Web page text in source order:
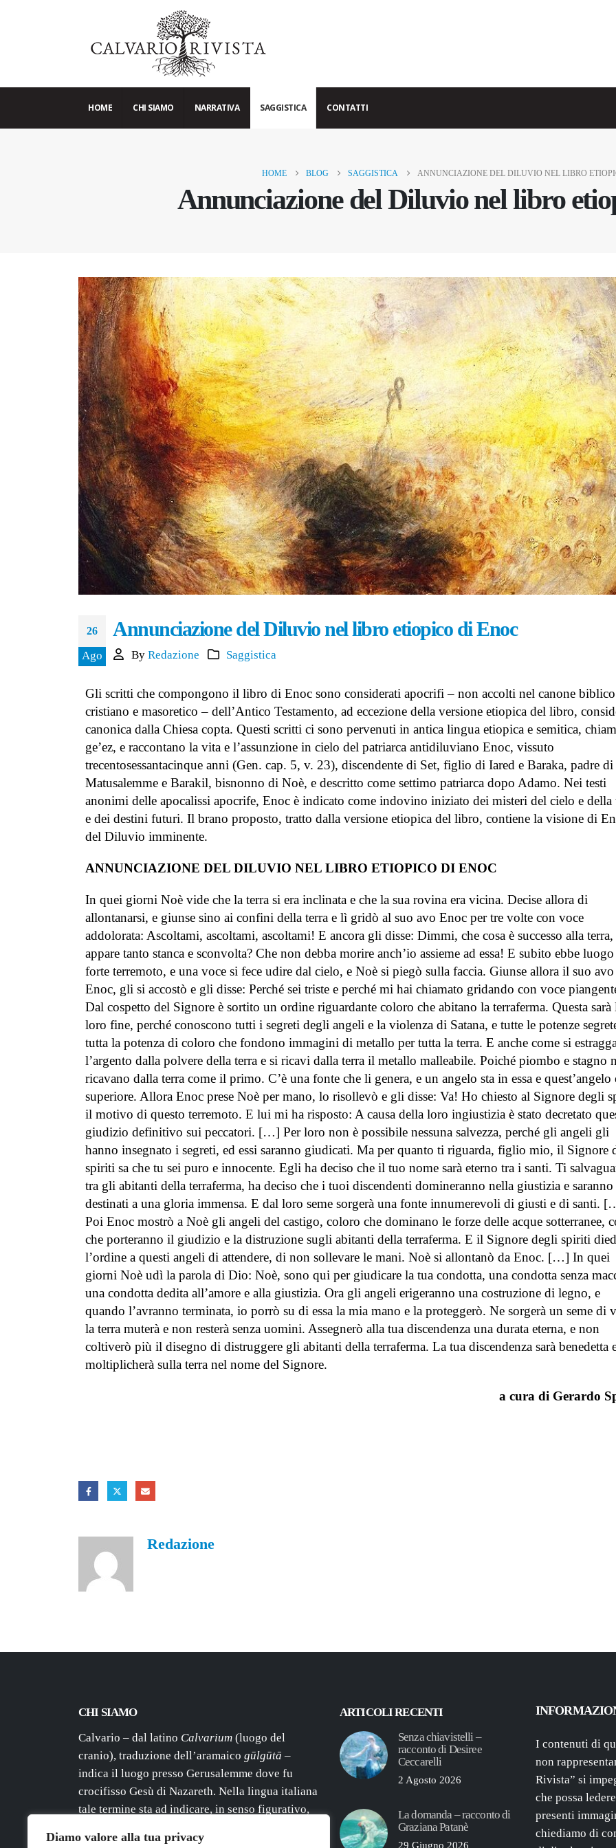
Diamo valore alla tua privacy
HOME CHI SIAMO NARRATIVA SAGGISTICA CONTATTI
HOME BLOG SAGGISTICA ANNUNCIAZIONE DEL DILUVIO NEL LIBRO
Annunciazione del Diluvio nel libro
26
Ago
Annunciazione del Diluvio nel libro etiopico di Enoc
By Redazione Saggistica
Gli scritti che compongono il libro di Enoc sono considerati apocrifi – non accolti nel canone biblico
cristiano e masoretico – dell’Antico Testamento, ad eccezione della versione etiopica del libro,
canonica dalla Chiesa copta. Questi scritti ci sono pervenuti in antica lingua etiopica e semitica,
ge’ez, e raccontano la vita e l’assunzione in cielo del patriarca antidiluviano Enoc, vissuto
trecentosessantacinque anni (Gen. cap. 5, v. 23), discendente di Set, figlio di Iared e Baraka, padre di
Matusalemme e Barakil, bisnonno di Noè, e descritto come settimo patriarca dopo Adamo. Nei testi
anonimi delle apocalissi apocrife, Enoc è indicato come indovino iniziato dei misteri del cielo e della
e dei destini futuri. Il brano proposto, tratto dalla versione etiopica del libro, contiene la visione di
del Diluvio imminente.
ANNUNCIAZIONE DEL DILUVIO NEL LIBRO ETIOPICO DI ENOC
In quei giorni Noè vide che la terra si era inclinata e che la sua rovina era vicina. Decise allora di
allontanarsi, e giunse sino ai confini della terra e lì gridò al suo avo Enoc per tre volte con voce
addolorata: Ascoltami, ascoltami, ascoltami! E ancora gli disse: Dimmi, che cosa è successo alla terra,
appare tanto stanca e sconvolta? Che non debba morire anch’io assieme ad essa! E subito ebbe
forte terremoto, e una voce si fece udire dal cielo, e Noè si piegò sulla faccia. Giunse allora il suo avo
Enoc, gli si accostò e gli disse: Perché sei triste e perché mi hai chiamato gridando con voce
Dal cospetto del Signore è sortito un ordine riguardante coloro che abitano la terraferma. Questa sarà
loro fine, perché conoscono tutti i segreti degli angeli e la violenza di Satana, e tutte le potenze
tutta la potenza di coloro che fondono immagini di metallo per tutta la terra. E anche come si
l’argento dalla polvere della terra e si ricavi dalla terra il metallo malleabile. Poiché piombo e stagno
ricavano dalla terra come il primo. C’è una fonte che li genera, e un angelo sta in essa e quest’angelo
superiore. Allora Enoc prese Noè per mano, lo risollevò e gli disse: Va! Ho chiesto al Signore degli
il motivo di questo terremoto. E lui mi ha risposto: A causa della loro ingiustizia è stato decretato
giudizio definitivo sui peccatori. […] Per loro non è possibile nessuna salvezza, perché gli angeli gli
hanno insegnato i segreti, ed essi saranno giudicati. Ma per quanto ti riguarda, figlio mio, il Signore
spiriti sa che tu sei puro e innocente. Egli ha deciso che il tuo nome sarà eterno tra i santi. Ti
tra gli abitanti della terraferma, ha deciso che i tuoi discendenti domineranno nella giustizia e saranno
destinati a una gloria immensa. E dal loro seme sorgerà una fonte innumerevoli di giusti e di santi.
Poi Enoc mostrò a Noè gli angeli del castigo, coloro che dominano le forze delle acque sotterranee,
che porteranno il giudizio e la distruzione sugli abitanti della terraferma. E il Signore degli spiriti
l’ordine a questi angeli di attendere, di non sollevare le mani. Noè si allontanò da Enoc. […] In quei
giorni Noè udì la parola di Dio: Noè, sono qui per giudicare la tua condotta, una condotta senza
una condotta dedita all’amore e alla giustizia. Ora gli angeli erigeranno una costruzione di legno, e
quando l’avranno terminata, io porrò su di essa la mia mano e la proteggerò. Ne sorgerà un seme di
la terra muterà e non resterà senza uomini. Assegnerò alla tua discendenza una durata eterna, e non
coltiverò più il disegno di distruggere gli abitanti della terraferma. La tua discendenza sarà benedetta
moltiplicherà sulla terra nel nome del Signore.
a cura di Gerardo
Redazione
Senza chiavistelli – racconto di
Desiree Ceccarelli
2 Agosto 2026
29 Giugno 2026
Le Cronache di Pontepiccolo –
La letteratura del meraviglioso:
Calvario in dialogo con Yorick
Fantasy Magazine
15 Giugno 2026
divino come invarianti
dell’esistenza nella Napoli del
Conserva la luce ai miei occhi
– racconto di Mattia Azzini
24 Maggio 2026
Senza chiavistelli –
Desiree Ceccarelli
2 Agosto 2026
CHI SIAMO
Calvario – dal latino Calvarium (luogo del
cranio), traduzione dell’aramaico gūlgūtā –
indica il luogo presso Gerusalemme dove fu
crocifisso Gesù di Nazareth. Nella lingua italiana
tale termine sta ad indicare, in senso figurativo,
tribolazione prolungata.
ARTICOLI RECENTI
Senza chiavistelli –
racconto di Desiree
Ceccarelli
2 Agosto 2026
La domanda – racconto di
Graziana Patanè
29 Giugno 2026
I contenuti di
non
Rivista” si
che possa
presenti
chiediamo di